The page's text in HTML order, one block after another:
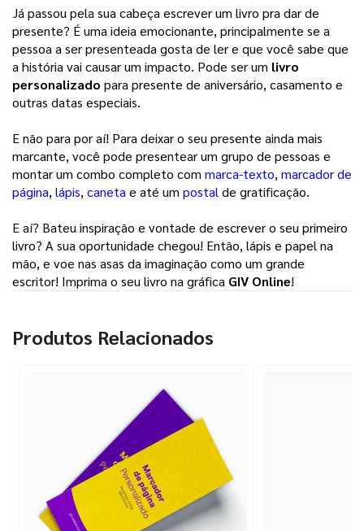
Já passou pela sua cabeça escrever um livro pra dar de
presente? É uma ideia emocionante, principalmente se a
pessoa a ser presenteada gosta de ler e que você sabe que
a história vai causar um impacto. Pode ser um livro
personalizado para presente de aniversário, casamento e
outras datas especiais.
E não para por aí! Para deixar o seu presente ainda mais
marcante, você pode presentear um grupo de pessoas e
montar um combo completo com marca-texto, marcador de
página, lápis, canetae até um postalde gratificação.
E aí? Bateu inspiração e vontade de escrever o seu primeiro
livro? A sua oportunidade chegou! Então, lápis e papel na
mão, e voe nas asas da imaginação como um grande
escritor! Imprima o seu livro na gráfica GIV Online!
Produtos Relacionados